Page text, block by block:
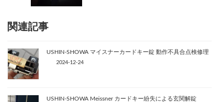
関連記事
USHIN-SHOWA マイスナーカードキー錠 動作不具合点検修理
2024-12-24
USHIN-SHOWA Meissner カードキー紛失による玄関解錠